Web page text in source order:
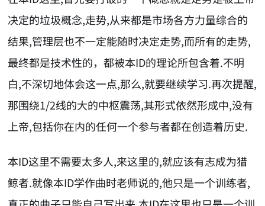
决定的垃圾概念,走势,从来都是市场各方力量综合的
结果,管理层也不一定能随时决定走势,而所有的走势,
最终都是技术性的，都被本ID的理论所包含着.不明
白,不深切地体会这一点,那么,就要继续学习.再次提醒,
那围绕1/2线的大的中枢震荡,其形式依然形成中,没有
上帝,包括你在内的任何一个参与者都在创造着历史.
本ID这里不需要太多人,来这里的,就应该有志成为猎
鲸者.就像本ID学作曲时老师说的,他只是一个训练者,